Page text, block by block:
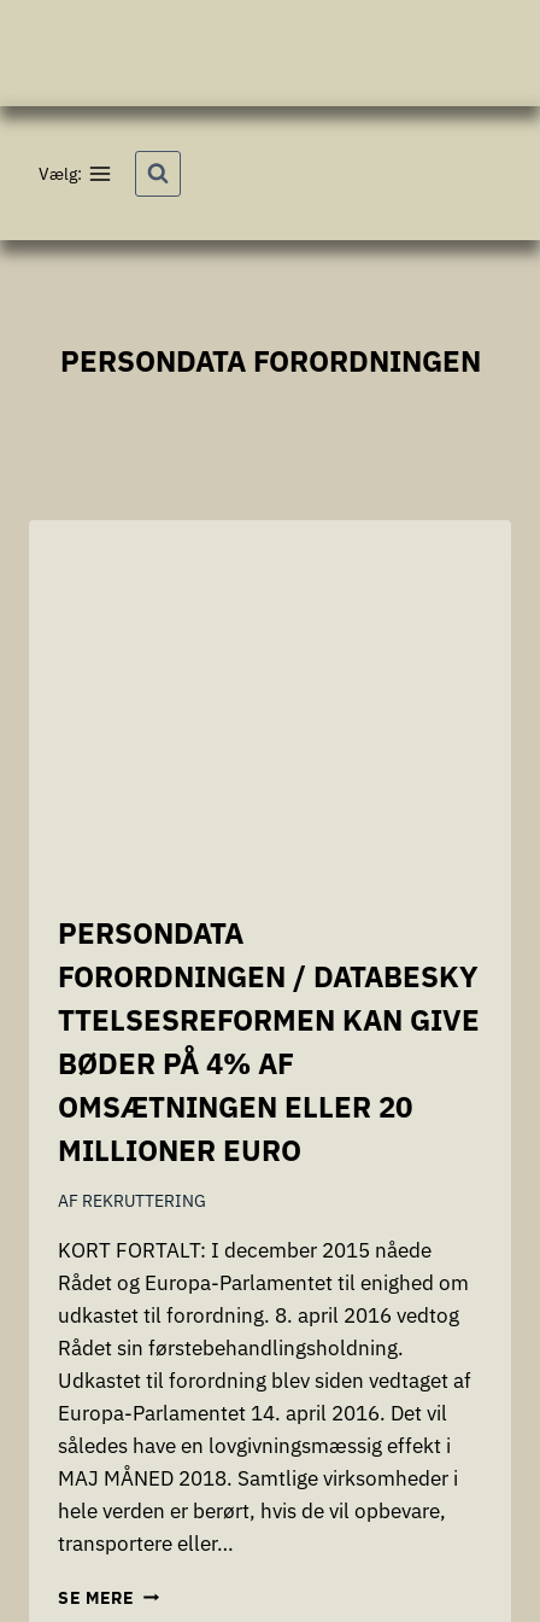
Vælg:
PERSONDATA FORORDNINGEN
PERSONDATA
FORORDNINGEN / DATABESKY
TTELSESREFORMEN KAN GIVE
BØDER PÅ 4% AF
OMSÆTNINGEN ELLER 20
MILLIONER EURO
AF REKRUTTERING
KORT FORTALT: I december 2015 nåede
Rådet og Europa-Parlamentet til enighed om
udkastet til forordning. 8. april 2016 vedtog
Rådet sin førstebehandlingsholdning.
Udkastet til forordning blev siden vedtaget af
Europa-Parlamentet 14. april 2016. Det vil
således have en lovgivningsmæssig effekt i
MAJ MÅNED 2018. Samtlige virksomheder i
hele verden er berørt, hvis de vil opbevare,
transportere eller…
SE MERE PERSONDATA